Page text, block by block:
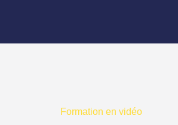
Formation en vidéo